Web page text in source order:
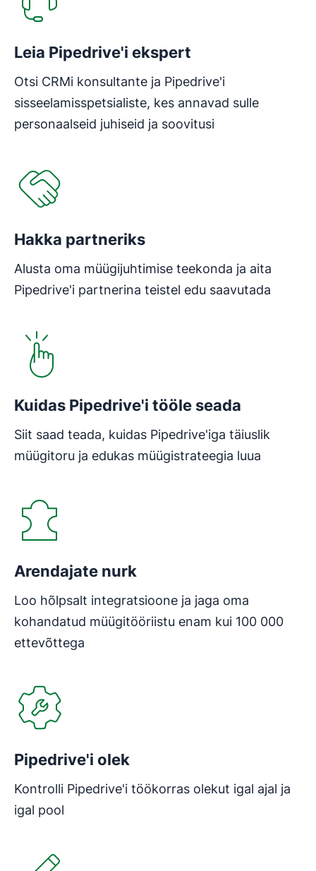
Leia Pipedrive'i ekspert
Otsi CRMi konsultante ja Pipedrive'i
sisseelamisspetsialiste, kes annavad sulle
personaalseid juhiseid ja soovitusi
Hakka partneriks
Alusta oma müügijuhtimise teekonda ja aita
Pipedrive'i partnerina teistel edu saavutada
Kuidas Pipedrive'i tööle seada
Siit saad teada, kuidas Pipedrive'iga täiuslik
müügitoru ja edukas müügistrateegia luua
Arendajate nurk
Loo hõlpsalt integratsioone ja jaga oma
kohandatud müügitööriistu enam kui 100 000
ettevõttega
Pipedrive'i olek
Kontrolli Pipedrive'i töökorras olekut igal ajal ja
igal pool